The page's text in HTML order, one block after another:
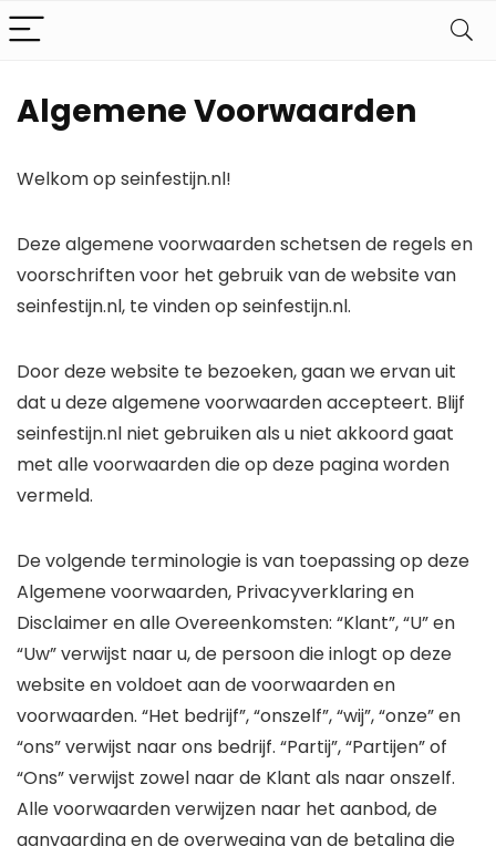
Algemene Voorwaarden
Welkom op seinfestijn.nl!
Deze algemene voorwaarden schetsen de regels en
voorschriften voor het gebruik van de website van
seinfestijn.nl, te vinden op seinfestijn.nl.
Door deze website te bezoeken, gaan we ervan uit
dat u deze algemene voorwaarden accepteert. Blijf
seinfestijn.nl niet gebruiken als u niet akkoord gaat
met alle voorwaarden die op deze pagina worden
vermeld.
De volgende terminologie is van toepassing op deze
Algemene voorwaarden, Privacyverklaring en
Disclaimer en alle Overeenkomsten: “Klant”, “U” en
“Uw” verwijst naar u, de persoon die inlogt op deze
website en voldoet aan de voorwaarden en
voorwaarden. “Het bedrijf”, “onszelf”, “wij”, “onze” en
“ons” verwijst naar ons bedrijf. “Partij”, “Partijen” of
“Ons” verwijst zowel naar de Klant als naar onszelf.
Alle voorwaarden verwijzen naar het aanbod, de
aanvaarding en de overweging van de betaling die